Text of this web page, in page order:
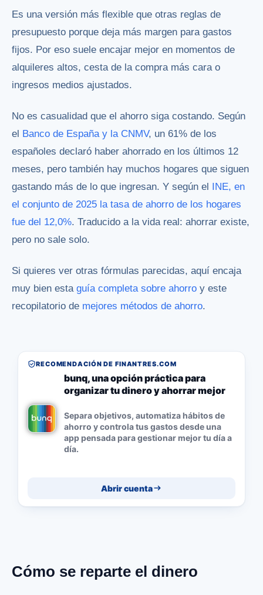
Es una versión más flexible que otras reglas de
presupuesto porque deja más margen para gastos
fijos. Por eso suele encajar mejor en momentos de
alquileres altos, cesta de la compra más cara o
ingresos medios ajustados.
No es casualidad que el ahorro siga costando. Según
el
Banco de España y la CNMV, un 61% de los
españoles declaró haber ahorrado en los últimos 12
meses, pero también hay muchos hogares que siguen
gastando más de lo que ingresan. Y según el
INE, en
el conjunto de 2025 la tasa de ahorro de los hogares
fue del 12,0%. Traducido a la vida real: ahorrar existe,
pero no sale solo.
Si quieres ver otras fórmulas parecidas, aquí encaja
muy bien esta guía completa sobre ahorro y este
recopilatorio de mejores métodos de ahorro.
RECOMENDACIÓN DE FINANTRES.COM
bunq, una opción práctica para
organizar tu dinero y ahorrar mejor
Separa objetivos, automatiza hábitos de
ahorro y controla tus gastos desde una
app pensada para gestionar mejor tu día a
día.
Abrir cuenta
Cómo se reparte el dinero